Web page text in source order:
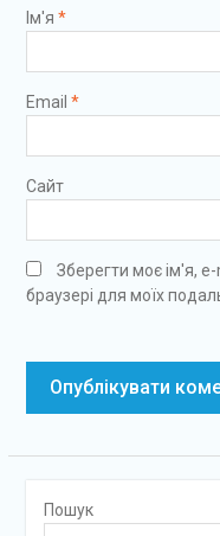
Ім'я *
Email *
Сайт
Зберегти моє ім'я,
браузері для моїх
Пошук